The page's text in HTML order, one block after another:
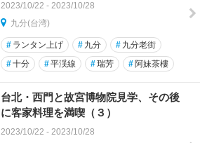
2023/10/22 - 2023/10/28
九分(台湾)
# ランタン上げ # 九分 # 九分老街
#十分 #平渓線 #瑞芳 # 阿妹茶樓
台北・西門と故宮博物院見学、その後
に客家料理を満喫（３）
2023/10/22 - 2023/10/28